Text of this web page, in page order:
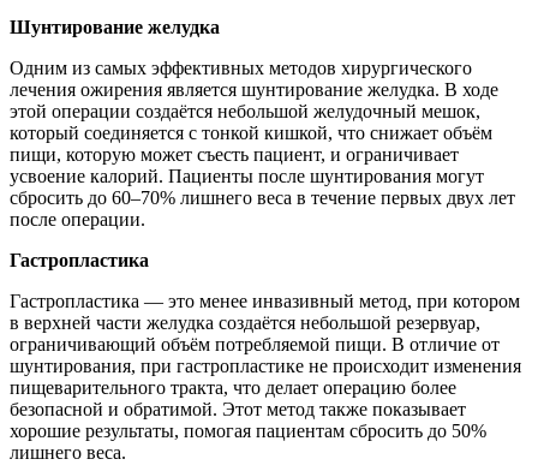
Шунтирование желудка
Одним из самых эффективных методов хирургического
лечения ожирения является шунтирование желудка. В ходе
этой операции создаётся небольшой желудочный мешок,
который соединяется с тонкой кишкой, что снижает объём
пищи, которую может съесть пациент, и ограничивает
усвоение калорий. Пациенты после шунтирования могут
сбросить до 60–70% лишнего веса в течение первых двух лет
после операции.
Гастропластика
Гастропластика — это менее инвазивный метод, при котором
в верхней части желудка создаётся небольшой резервуар,
ограничивающий объём потребляемой пищи. В отличие от
шунтирования, при гастропластике не происходит изменения
пищеварительного тракта, что делает операцию более
безопасной и обратимой. Этот метод также показывает
хорошие результаты, помогая пациентам сбросить до 50%
лишнего веса.